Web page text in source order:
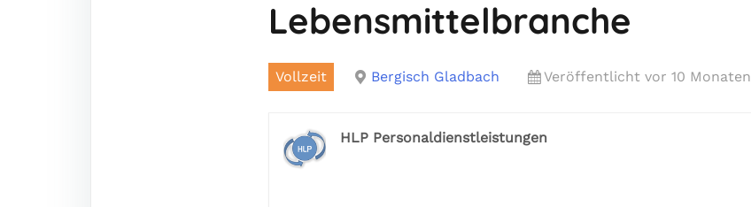
Lebensmittelbranche
Vollzeit Bergisch Gladbach Veröffentlicht vor 10 Monaten
HLP Personaldienstleistungen